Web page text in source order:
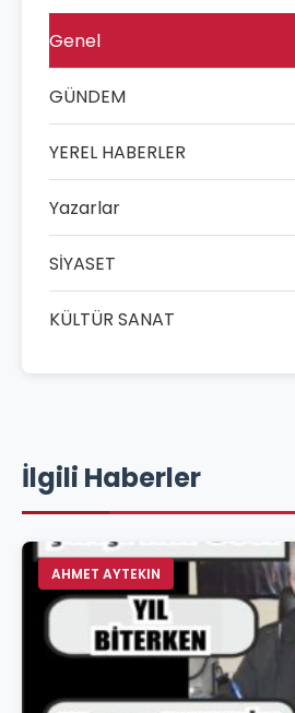
Genel
GÜNDEM
YEREL HABERLER
Yazarlar
SİYASET
KÜLTÜR SANAT
İlgili Haberler
AHMET AYTEKIN